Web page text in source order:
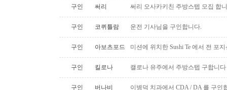
구인 써리 써리 오사카키친 주방스텝 모집 합
구인 코퀴틀람 운전 기사님을 구인합니다.
구인 아보츠포드 미션에 위치한 Sushi Te 에서 전 포
구인 킬로나 캘로나 유주에서 주방스텝 구합니다
구인 버나비 이병덕 치과에서 CDA / DA 를 구인